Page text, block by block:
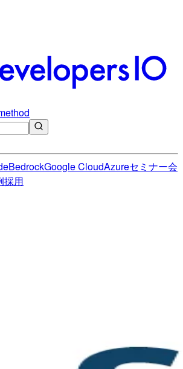
BedrockGoogle CloudAzureセミナー会
採用